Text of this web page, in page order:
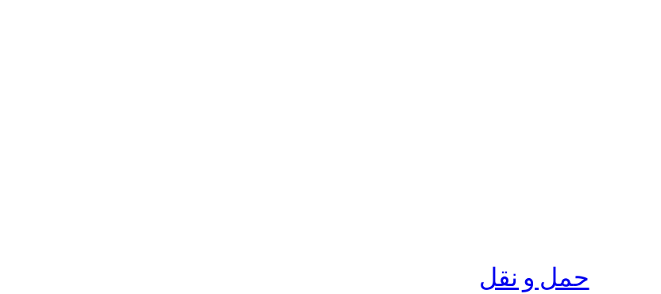
حمل و نقل